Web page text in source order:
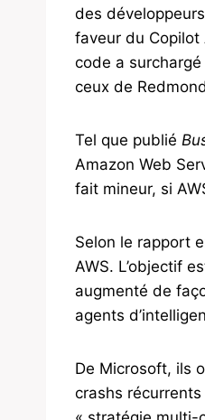
des
faveur du Copilot
code a
ceux de
Tel que publié
Amazon Web
fait mineur, si
Selon le rapport
AWS. L’objectif
augmenté de
agents
De Microsoft, ils
crashs récurrents